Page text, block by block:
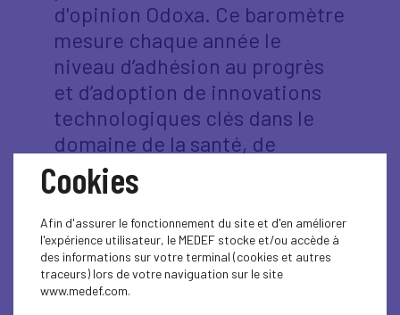
d'opinion Odoxa. Ce baromètre
mesure chaque année le
niveau d’adhésion au progrès
et d’adoption de innovations
technologiques clés dans le
domaine de la santé, de
l’énergie et du numérique.
Odoxa a porté le choix de son focus sur le rapport
de l’opinion publique et plus spécifiquement des
jeunes de 12 à 25 ans aux sciences et à la
formation aux maths et de mesurer le niveau
d’adhésion à ces disciplines et leur appétence
Cookies
Afin d'assurer le fonctionnement du site et d'en améliorer
l'expérience utilisateur, le MEDEF stocke et/ou accède à
des informations sur votre terminal (cookies et autres
traceurs) lors de votre naviguation sur le site
www.medef.com.